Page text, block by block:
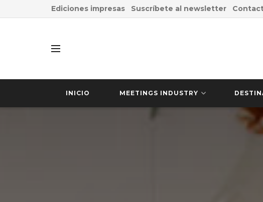
Ediciones impresas Suscríbete al newsletter
INICIO MEETINGS INDUSTRY